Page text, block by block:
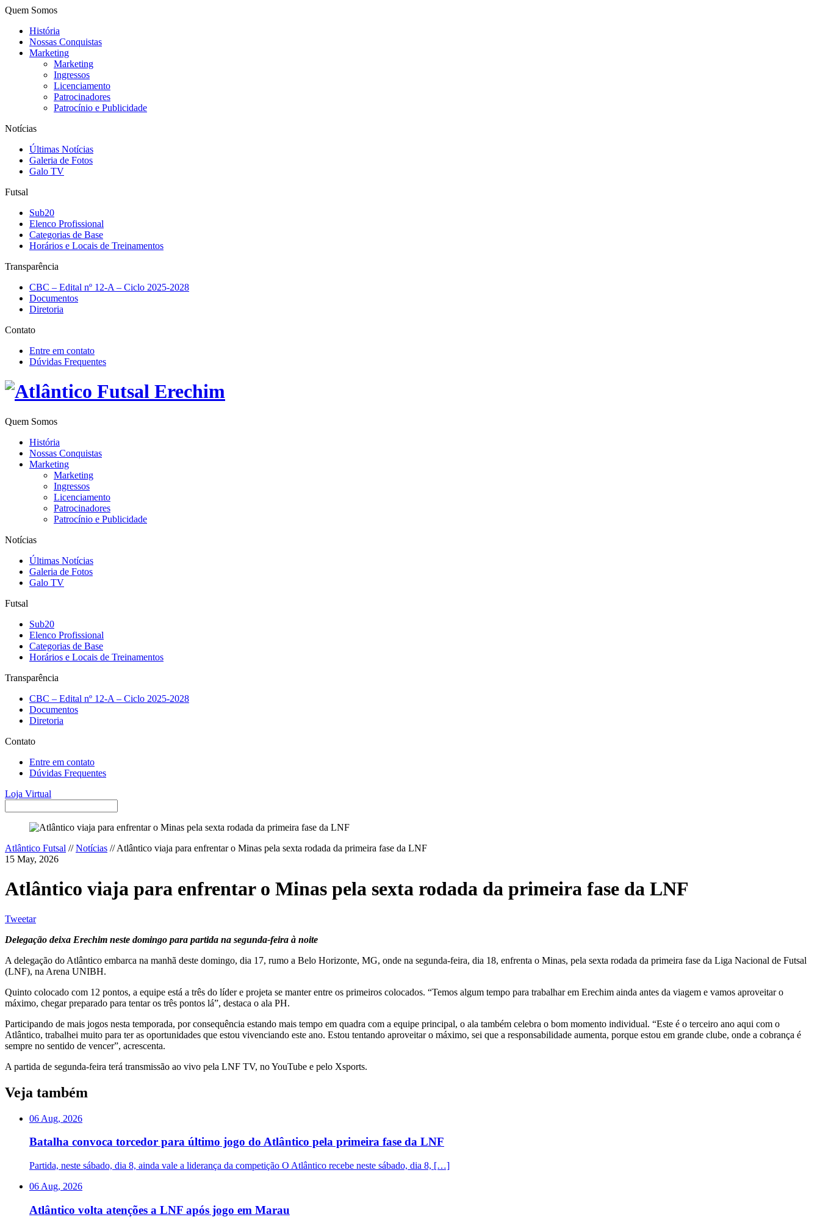
Quem Somos
História
Nossas Conquistas
Marketing
Marketing
Ingressos
Licenciamento
Patrocinadores
Patrocínio e Publicidade
Notícias
Últimas Notícias
Galeria de Fotos
Galo TV
Futsal
Sub20
Elenco Profissional
Categorias de Base
Horários e Locais de Treinamentos
Transparência
CBC – Edital nº 12-A – Ciclo 2025-2028
Documentos
Diretoria
Contato
Entre em contato
Dúvidas Frequentes
Quem Somos
História
Nossas Conquistas
Marketing
Marketing
Ingressos
Licenciamento
Patrocinadores
Patrocínio e Publicidade
Notícias
Últimas Notícias
Galeria de Fotos
Galo TV
Futsal
Sub20
Elenco Profissional
Categorias de Base
Horários e Locais de Treinamentos
Transparência
CBC – Edital nº 12-A – Ciclo 2025-2028
Documentos
Diretoria
Contato
Entre em contato
Dúvidas Frequentes
Loja Virtual
Atlântico Futsal //Notícias //Atlântico viaja para enfrentar o Minas pela sexta rodada da primeira fase da LNF
15 May, 2026
Atlântico viaja para enfrentar o Minas pela sexta rodada da primeira fase da LNF
Tweetar
Delegação deixa Erechim neste domingo para partida na segunda-feira à noite
A delegação do Atlântico embarca na manhã deste domingo, dia 17, rumo a Belo Horizonte, MG, onde na segunda-feira, dia 18, enfrenta o Minas, pela sexta rodada da primeira fase da Liga Nacional de Futsal
(LNF), na Arena UNIBH.
Quinto colocado com 12 pontos, a equipe está a três do líder e projeta se manter entre os primeiros colocados. “Temos algum tempo para trabalhar em Erechim ainda antes da viagem e vamos aproveitar o
máximo, chegar preparado para tentar os três pontos lá”, destaca o ala PH.
Participando de mais jogos nesta temporada, por consequência estando mais tempo em quadra com a equipe principal, o ala também celebra o bom momento individual. “Este é o terceiro ano aqui com o
Atlântico, trabalhei muito para ter as oportunidades que estou vivenciando este ano. Estou tentando aproveitar o máximo, sei que a responsabilidade aumenta, porque estou em grande clube, onde a cobrança é
sempre no sentido de vencer”, acrescenta.
A partida de segunda-feira terá transmissão ao vivo pela LNF TV, no YouTube e pelo Xsports.
Veja também
06 Aug, 2026
Batalha convoca torcedor para último jogo do Atlântico pela primeira fase da LNF
Partida, neste sábado, dia 8, ainda vale a liderança da competição O Atlântico recebe neste sábado, dia 8, […]
06 Aug, 2026
Atlântico volta atenções a LNF após jogo em Marau